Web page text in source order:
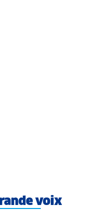
voix